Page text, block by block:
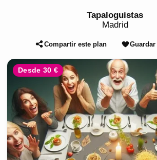
Tapaloguistas
Madrid
Compartir este plan
Desde 30 €